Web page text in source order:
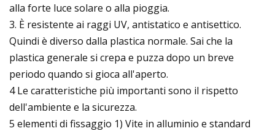
alla forte luce solare o alla pioggia.
3. È resistente ai raggi UV, antistatico e antisettico.
Quindi è diverso dalla plastica normale. Sai che la
plastica generale si crepa e puzza dopo un breve
periodo quando si gioca all'aperto.
4 Le caratteristiche più importanti sono il rispetto
dell'ambiente e la sicurezza.
5 elementi di fissaggio 1) Vite in alluminio e standard